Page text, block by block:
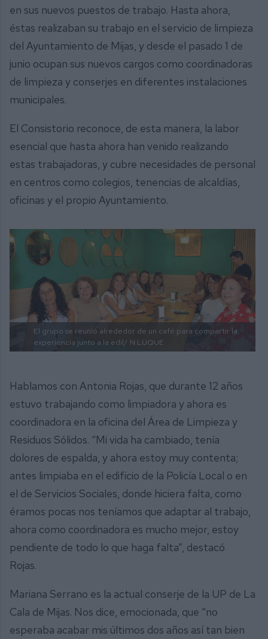
en sus nuevos puestos de trabajo. Hasta ahora,
éstas realizaban su trabajo en el servicio de limpieza
del Ayuntamiento de Mijas, y desde el pasado 1 de
junio ocupan sus nuevos cargos como coordinadoras
de limpieza y conserjes en diferentes instalaciones
municipales.
El Consistorio reconoce, de esta manera, la labor
esencial que hasta ahora han venido realizando
estas trabajadoras, y cubre necesidades de personal
en centros como colegios, tenencias de alcaldías,
oficinas y el propio Ayuntamiento.
El grupo se reunió alrededor de un café para compartir la
experiencia junto a la edil/ N.LUQUE
Hablamos con Antonia Rojas, que durante 12 años
estuvo trabajando como limpiadora y ahora es
coordinadora en la oficina del Área de Limpieza y
Residuos Sólidos. “Mi vida ha cambiado, tenía
dolores de espalda, y ahora estoy muy contenta;
antes limpiaba en el edificio de la Policía Local o en
el de Servicios Sociales, donde hiciera falta, como
éramos pocas nos teníamos que adaptar al trabajo,
ahora como coordinadora es mucho mejor, estoy
pendiente de todo lo que haga falta”, destacó
Rojas.
Mariana Serrano es la actual conserje de la UP de La
Cala de Mijas. Nos dice, emocionada, que “no
esperaba acabar mis últimos dos años así tan bien